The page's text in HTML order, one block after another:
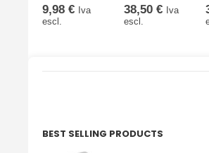
0Su 5
9,98 € Iva
escl.
0Su 5
38,50 € Iva
escl.
BEST SELLING PRODUCTS